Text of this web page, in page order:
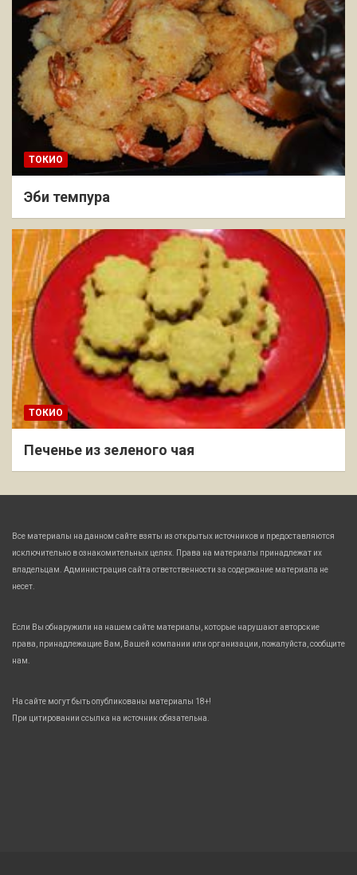
ТОКИО
Эби темпура
ТОКИО
Печенье из зеленого чая
Все материалы на данном сайте взяты из открытых источников и предоставляются
исключительно в ознакомительных целях. Права на материалы принадлежат их
владельцам. Администрация сайта ответственности за содержание материала не
несет.
Если Вы обнаружили на нашем сайте материалы, которые нарушают авторские
права, принадлежащие Вам, Вашей компании или организации, пожалуйста, сообщите
нам.
На сайте могут быть опубликованы материалы 18+!
При цитировании ссылка на источник обязательна.